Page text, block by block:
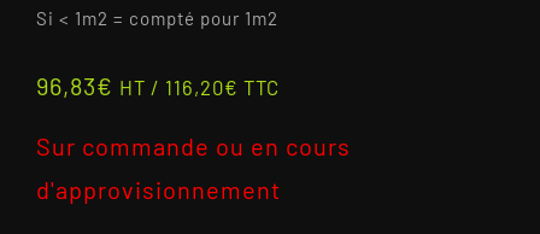
Si < 1m2 = compté pour 1m2
96,83€ HT / 116,20€ TTC
Sur commande ou en cours
d'approvisionnement